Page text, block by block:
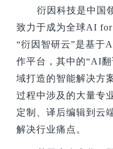
衍因科技是中国
致力于成为全球AI
“衍因智研云”是基于
作平台，其中的“AI
域打造的智能解决方
过程中涉及的大量专
定制、译后编辑到云
解决行业痛点。